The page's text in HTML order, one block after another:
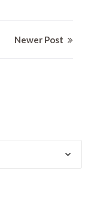
Newer Post